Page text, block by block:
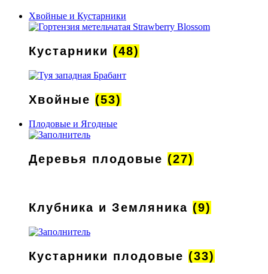
Хвойные и Кустарники
Кустарники (48)
Хвойные (53)
Плодовые и Ягодные
Деревья плодовые (27)
Клубника и Земляника (9)
Кустарники плодовые (33)